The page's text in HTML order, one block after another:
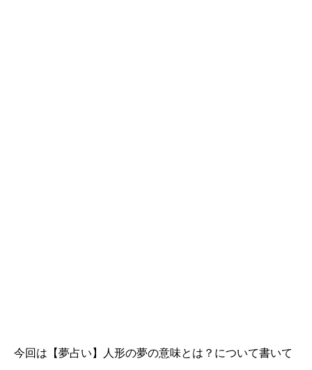
今回は【夢占い】人形の夢の意味とは？について書いて